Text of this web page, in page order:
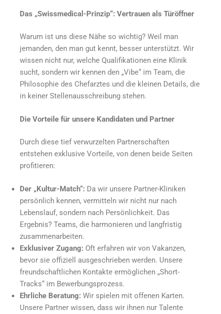
Das „Swissmedical-Prinzip“: Vertrauen als Türöffner
Warum ist uns diese Nähe so wichtig? Weil man
jemanden, den man gut kennt, besser unterstützt. Wir
wissen nicht nur, welche Qualifikationen eine Klinik
sucht, sondern wir kennen den „Vibe“ im Team, die
Philosophie des Chefarztes und die kleinen Details, die
in keiner Stellenausschreibung stehen.
Die Vorteile für unsere Kandidaten und Partner
Durch diese tief verwurzelten Partnerschaften
entstehen exklusive Vorteile, von denen beide Seiten
profitieren:
Der „Kultur-Match“: Da wir unsere Partner-Kliniken
persönlich kennen, vermitteln wir nicht nur nach
Lebenslauf, sondern nach Persönlichkeit. Das
Ergebnis? Teams, die harmonieren und langfristig
zusammenarbeiten.
Exklusiver Zugang: Oft erfahren wir von Vakanzen,
bevor sie offiziell ausgeschrieben werden. Unsere
freundschaftlichen Kontakte ermöglichen „Short-
Tracks“ im Bewerbungsprozess.
Ehrliche Beratung: Wir spielen mit offenen Karten.
Unsere Partner wissen, dass wir ihnen nur Talente